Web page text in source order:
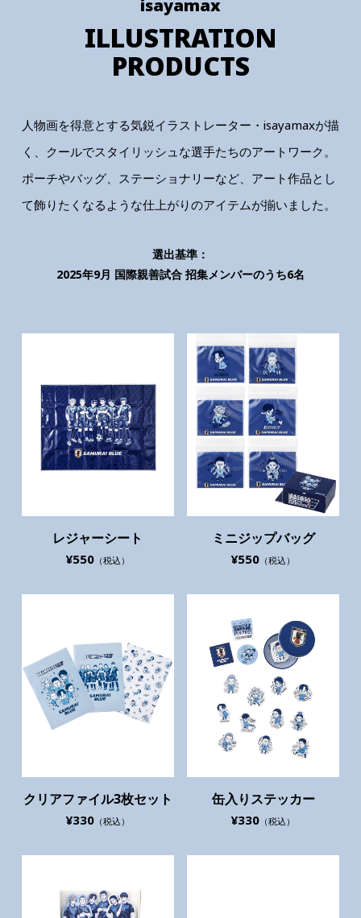
isayamax
ILLUSTRATION
PRODUCTS
人物画を得意とする気鋭イラストレーター・isayamaxが描
く、クールでスタイリッシュな選手たちのアートワーク。
ポーチやバッグ、ステーショナリーなど、アート作品とし
て飾りたくなるような仕上がりのアイテムが揃いました。
選出基準：
2025年9月 国際親善試合 招集メンバーのうち6名
レジャーシート
¥550（税込）
ミニジップバッグ
¥550 （税込）
クリアファイル3枚セット
¥330（税込）
缶入りステッカー
¥330 （税込）